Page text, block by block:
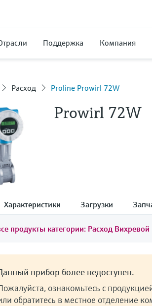
Поддержка Компания
Расход Proline Prowirl 72W
Prowirl 72W
Характеристики Загрузки
продукты категории: Расход Вихревой
прибор более недоступен.
ознакомьтесь с
обратитесь в местное отделение